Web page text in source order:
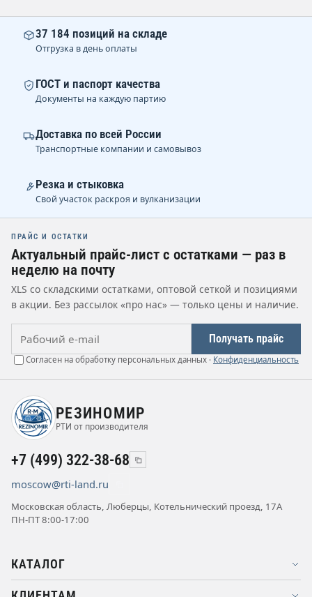
37 184 позиций на складе
Отгрузка в день оплаты
ГОСТ и паспорт качества
Документы на каждую партию
Доставка по всей России
Транспортные компании и самовывоз
Резка и стыковка
Свой участок раскроя и вулканизации
ПРАЙС И ОСТАТКИ
Актуальный прайс-лист с остатками — раз в
неделю на почту
XLS со складскими остатками, оптовой сеткой и позициями
в акции. Без рассылок «про нас» — только цены и наличие.
Получать прайс
Согласен на обработку персональных данных · Конфиденциальность
РЕЗИНОМИР
РТИ от производителя
+7 (499) 322-38-68
moscow@rti-land.ru
Московская область, Люберцы, Котельнический проезд, 17А
ПН-ПТ 8:00-17:00
КАТАЛОГ